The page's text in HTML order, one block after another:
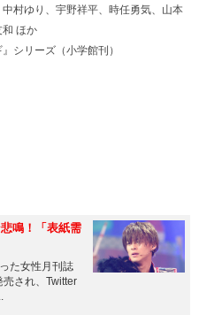
村ゆり、宇野祥平、時任勇気、山本
ほか
シリーズ（小学館刊）
鳴！「表紙需
た女性月刊誌
売され、Twitter